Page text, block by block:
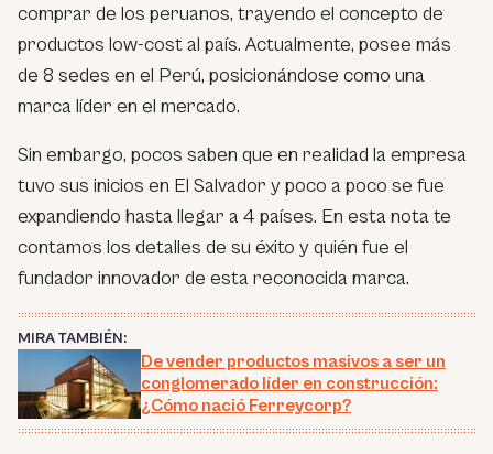
comprar de los peruanos, trayendo el concepto de
productos low-cost al país. Actualmente, posee más
de 8 sedes en el Perú, posicionándose como una
marca líder en el mercado.
Sin embargo, pocos saben que en realidad la empresa
tuvo sus inicios en El Salvador y poco a poco se fue
expandiendo hasta llegar a 4 países. En esta nota te
contamos los detalles de su éxito y quién fue el
fundador innovador de esta reconocida marca.
MIRA TAMBIÉN:
De vender productos masivos a ser un
conglomerado líder en construcción:
¿Cómo nació Ferreycorp?